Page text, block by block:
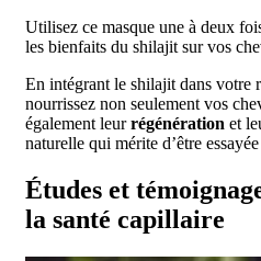
Utilisez ce masque une à deux
les bienfaits du shilajit sur vos
En intégrant le shilajit dans votre
nourrissez non seulement vos
également leurrégénération et
naturelle qui mérite d’être
Études et
la santé capillaire